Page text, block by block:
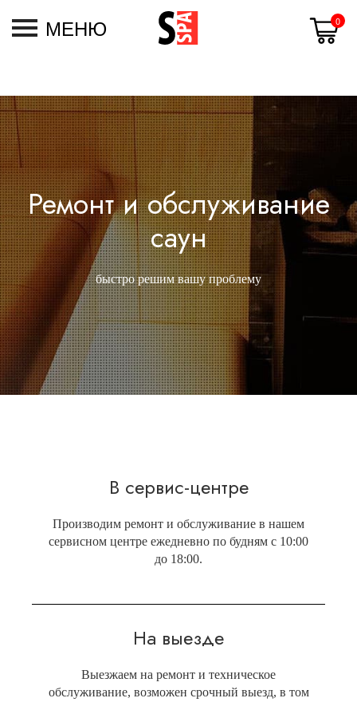
МЕНЮ 0
Ремонт и обслуживание
саун
быстро решим вашу проблему
В сервис-центре
Производим ремонт и обслуживание в нашем
сервисном центре ежедневно по будням с 10:00
до 18:00.
На выезде
Выезжаем на ремонт и техническое
обслуживание, возможен срочный выезд, в том